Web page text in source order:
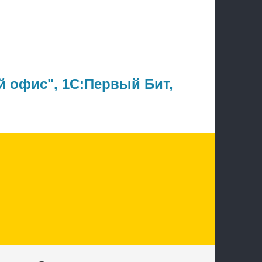
офис", 1С:Первый Бит,